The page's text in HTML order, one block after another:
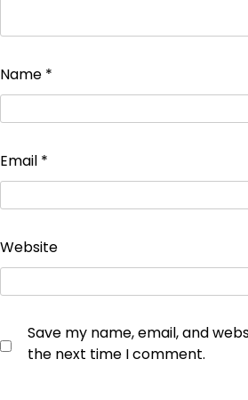
Name *
Email *
Website
Save my name, email, and
the next time I comment.